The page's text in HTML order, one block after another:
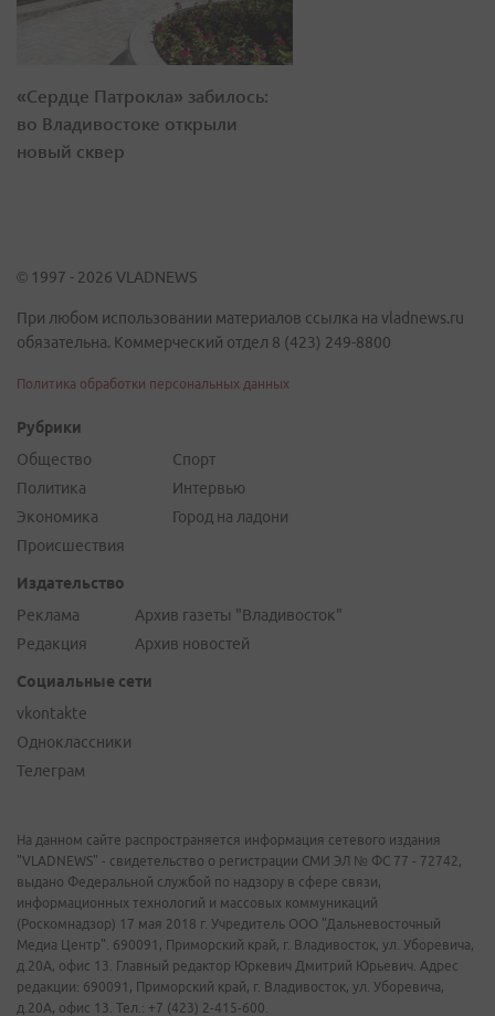
«Сердце Патрокла» забилось:
во Владивостоке открыли
новый сквер
© 1997 - 2026 VLADNEWS
При любом использовании материалов ссылка на vladnews.ru
обязательна. Коммерческий отдел 8 (423) 249-8800
Политика обработки персональных данных
Рубрики
Общество
Политика
Экономика
Происшествия
Спорт
Интервью
Город на ладони
Издательство
Реклама
Редакция
Архив газеты "Владивосток"
Архив новостей
Социальные сети
vkontakte
Одноклассники
Телеграм
На данном сайте распространяется информация сетевого издания
"VLADNEWS" - свидетельство о регистрации СМИ ЭЛ № ФС 77 - 72742,
выдано Федеральной службой по надзору в сфере связи,
информационных технологий и массовых коммуникаций
(Роскомнадзор) 17 мая 2018 г. Учредитель ООО "Дальневосточный
Медиа Центр". 690091, Приморский край, г. Владивосток, ул. Уборевича,
д.20А, офис 13. Главный редактор Юркевич Дмитрий Юрьевич. Адрес
редакции: 690091, Приморский край, г. Владивосток, ул. Уборевича,
д.20А, офис 13. Тел.: +7 (423) 2-415-600.